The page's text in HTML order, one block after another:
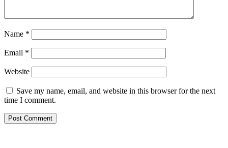
Name *
Email *
Website
Save my name, email, and website in this browser for the next
time I comment.